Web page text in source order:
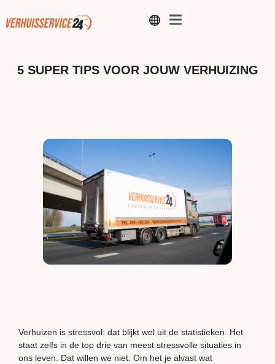
5 SUPER TIPS VOOR JOUW VERHUIZING
Verhuizen is stressvol: dat blijkt wel uit de statistieken. Het
staat zelfs in de top drie van meest stressvolle situaties in
ons leven. Dat willen we niet. Om het je alvast wat